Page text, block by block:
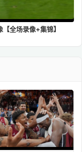
全场录像+集锦】